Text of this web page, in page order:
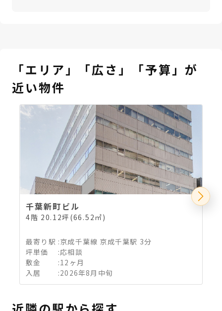
「エリア」「広さ」「予算」が
近い物件
千葉新町ビル
4階 20.12坪(66.52㎡)
最寄り駅 :京成千葉線 京成千葉駅 3分
坪単価
:応相談
敷金
:12ヶ月
入居
:2026年8月中旬